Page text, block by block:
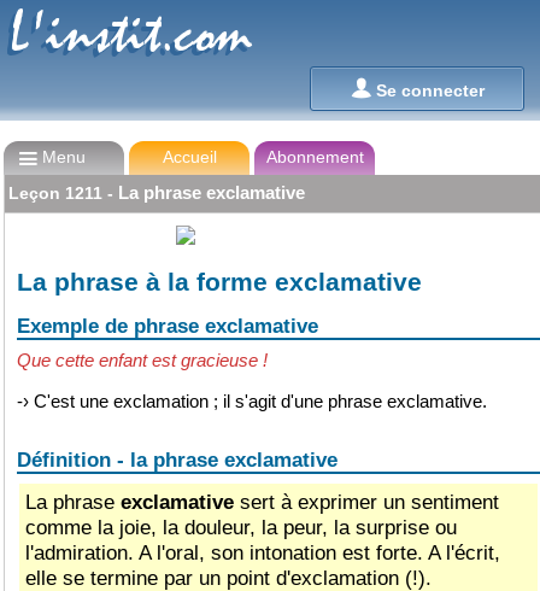
Se connecter
L'instit.com
L'instit.com
Menu Accueil
Abonnement
Leçon 1211 - La phrase exclamative
La phrase à la forme exclamative
Exemple de phrase exclamative
Que cette enfant est gracieuse !
-› C'est une exclamation ; il s'agit d'une phrase exclamative.
Définition - la phrase exclamative
La phrase exclamative sert à exprimer un sentiment
comme la joie, la douleur, la peur, la surprise ou
l'admiration. A l'oral, son intonation est forte. A l'écrit,
elle se termine par un point d'exclamation (!).